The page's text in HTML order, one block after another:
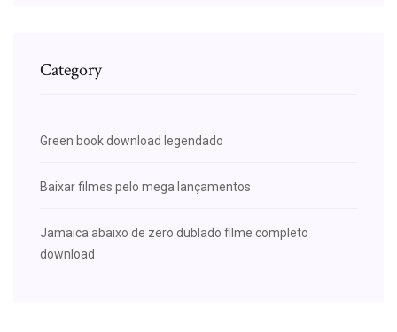
Category
Green book download legendado
Baixar filmes pelo mega lançamentos
Jamaica abaixo de zero dublado filme completo
download